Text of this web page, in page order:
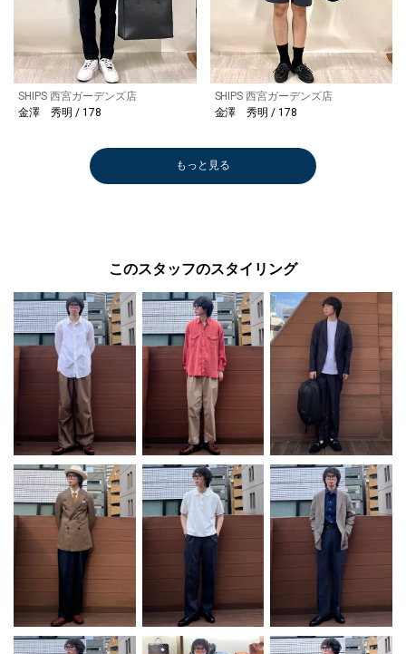
SHIPS 西宮ガーデンズ店
金澤 秀明 / 178
SHIPS 西宮ガーデンズ店
金澤 秀明 / 178
もっと見る
このスタッフのスタイリング